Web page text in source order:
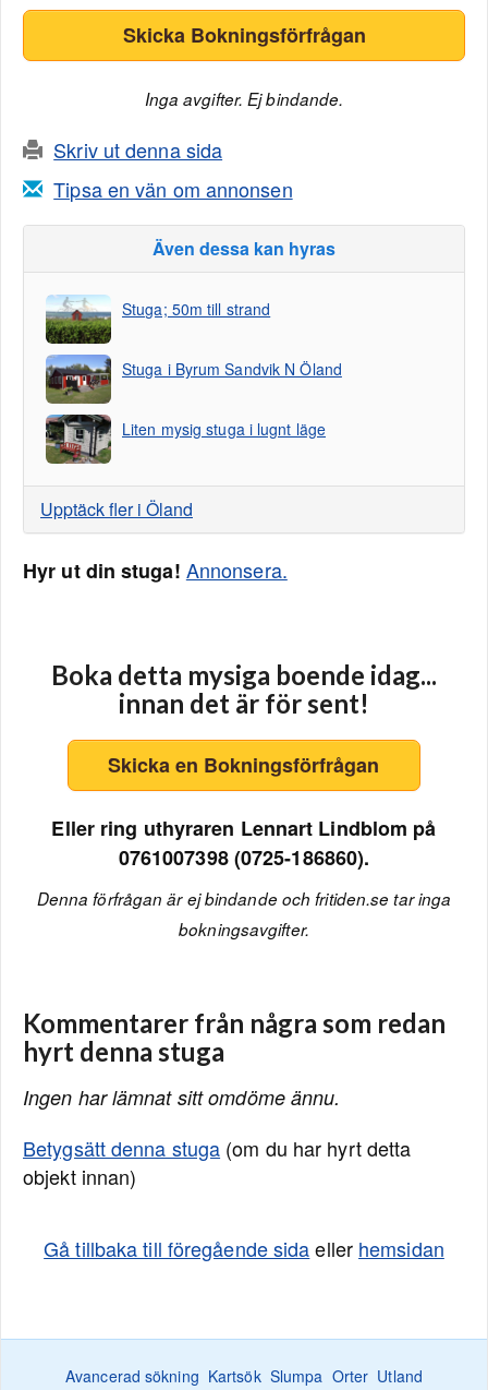
Skicka Bokningsförfrågan
Inga avgifter. Ej bindande.
Skriv ut denna sida
Tipsa en vän om annonsen
Även dessa kan hyras
Stuga; 50m till strand
Stuga i Byrum Sandvik N Öland
Liten mysig stuga i lugnt läge
Upptäck fler i Öland
Hyr ut din stuga! Annonsera.
Boka detta mysiga boende idag...
innan det är för sent!
Skicka en Bokningsförfrågan
Eller ring uthyraren Lennart Lindblom på
0761007398 (0725-186860).
Denna förfrågan är ej bindande och fritiden.se tar inga
bokningsavgifter.
Kommentarer från några som redan
hyrt denna stuga
Ingen har lämnat sitt omdöme ännu.
Betygsätt denna stuga (om du har hyrt detta
objekt innan)
Gå tillbaka till föregående sidaeller hemsidan
Avancerad sökning Kartsök Slumpa Orter Utland